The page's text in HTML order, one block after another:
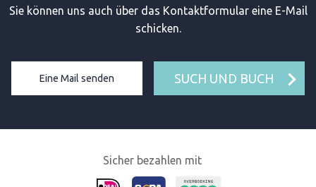
Sie können uns auch über das Kontaktformular eine E-Mail
schicken.
Eine Mail senden SUCH UND BUCH
Sicher bezahlen mit